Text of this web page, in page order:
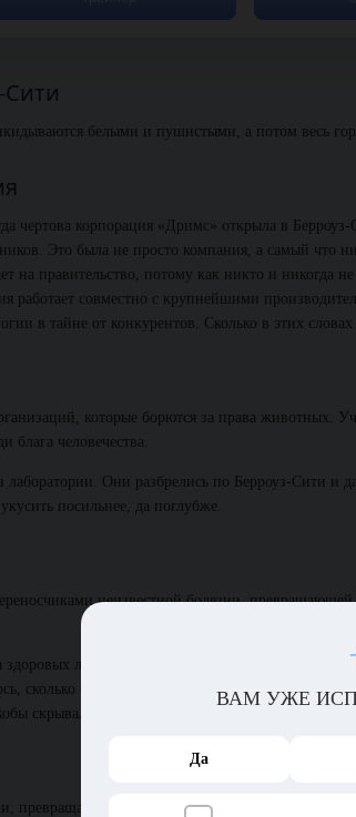
Сити
белыми и пушистыми, а потом весь
чертова корпорация «Дримс» открыла в
Это была не просто компания, а самый что
на правительство, потому как никто и никогда
совместно с крупнейшими
в тайне от конкурентов. Сколько в этих
которые борются за права животных.
блага человечества.
Они разбрелись по Берроуз-Сити и
посильнее, да поглубже.
неизвестной болезни,
людей просто так, кусая веселья ради,
сколько бы в «Дримс» не старались, пихая
скрывали от конкурентов, но задавать их
в рассадники вируса,
ВАМ УЖЕ
Да